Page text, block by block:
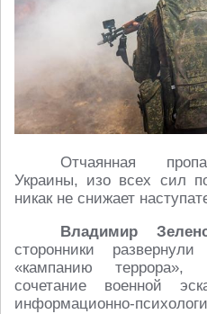
Отчаянная
Украины, изо всех сил
никак не снижает
Владимир
сторонники
«кампанию
сочетание военной
информационно-